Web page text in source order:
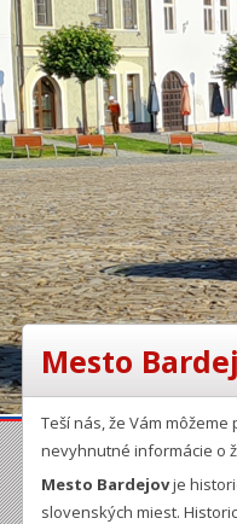
Mesto
Teší nás, že Vám
nevyhnutné informácie o
Mesto Bardejovje
slovenských miest.